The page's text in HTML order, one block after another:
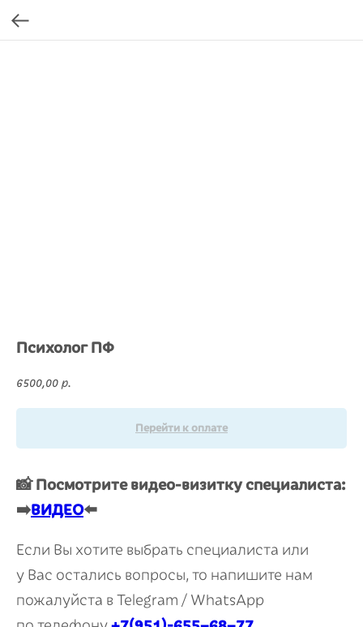
Психолог ПФ
6500,00 р.
Перейти к оплате
📸 Посмотрите видео-визитку специалиста:
➡️ВИДЕО⬅️
Если Вы хотите выбрать специалиста или
у Вас остались вопросы, то напишите нам
пожалуйста в Telegram / WhatsApp